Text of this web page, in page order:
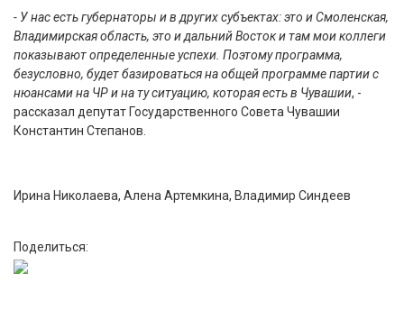
- У нас есть губернаторы и в других субъектах: это и Смоленская,
Владимирская область, это и дальний Восток и там мои коллеги
показывают определенные успехи. Поэтому программа,
безусловно, будет базироваться на общей программе партии с
нюансами на ЧР и на ту ситуацию, которая есть в Чувашии, -
рассказал депутат Государственного Совета Чувашии
Константин Степанов.
Ирина Николаева, Алена Артемкина, Владимир Синдеев
Поделиться: